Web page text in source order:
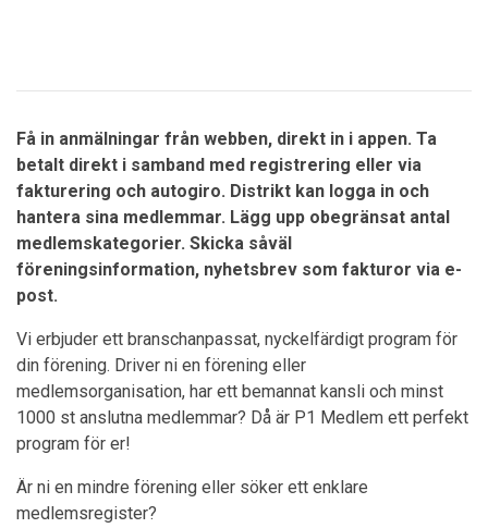
Få in anmälningar från webben, direkt in i appen. Ta
betalt direkt i samband med registrering eller via
fakturering och autogiro. Distrikt kan logga in och
hantera sina medlemmar. Lägg upp obegränsat antal
medlemskategorier. Skicka såväl
föreningsinformation, nyhetsbrev som fakturor via e-
post.
Vi erbjuder ett branschanpassat, nyckelfärdigt program för
din förening. Driver ni en förening eller
medlemsorganisation, har ett bemannat kansli och minst
1000 st anslutna medlemmar? Då är P1 Medlem ett perfekt
program för er!
Är ni en mindre förening eller söker ett enklare
medlemsregister?